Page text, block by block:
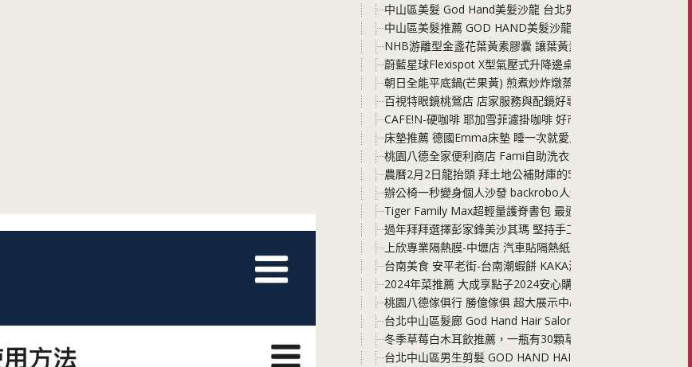
中山區美髮 God Hand美髮沙龍 台北男生剪髮推薦 捷運中山
中山區美髮推薦 GOD HAND美髮沙龍 2024夏天女生髮型流
NHB游離型金盞花葉黃素膠囊 讓葉黃素給你最堅強的支持 工
蔚藍星球Flexispot X型氣壓式升降邊桌 小空間必備的邊桌推
朝日全能平底鍋(芒果黃) 煎煮炒炸燉蒸 無油少水料理 烘烤麵
百視特眼鏡桃鶯店 店家服務與配鏡好專業 眼鏡與隱形眼鏡的
CAFE!N-硬咖啡 耶加雪菲濾掛咖啡 好市多新上架販售的高CP
床墊推薦 德國Emma床墊 睡一次就愛上的Q度 能讓你好好睡
桃園八德全家便利商店 Fami自助洗衣 在便利商店洗衣服喝咖
農曆2月2日龍抬頭 拜土地公補財庫的5個秘技分享 便利商店
辦公椅一秒變身個人沙發 backrobo人體工學貝果椅 智慧完
Tiger Family Max超輕量護脊書包 最適合國小中高年級學生使
過年拜拜選擇彭家鋒美沙其瑪 堅持手工蓬鬆口感的好味道 一
上欣專業隔熱膜-中壢店 汽車貼隔熱紙交給上欣 高CP汽車隔
台南美食 安平老街-台南潮蝦餅 KAKA海洋燒鬼滅之刃桶裝版
2024年菜推薦 大成享點子2024安心購年菜 年年獲獎的年菜6
桃園八德傢俱行 勝億傢俱 超大展示中心 沙發、床組、從客廳
台北中山區髮廊 God Hand Hair Salon 兒童剪染燙髮型推薦店
冬季草莓白木耳飲推薦，一瓶有30顆草莓精華！喝護家人的
台北中山區男生剪髮 GOD HAND HAIR SALON 2023秋冬男